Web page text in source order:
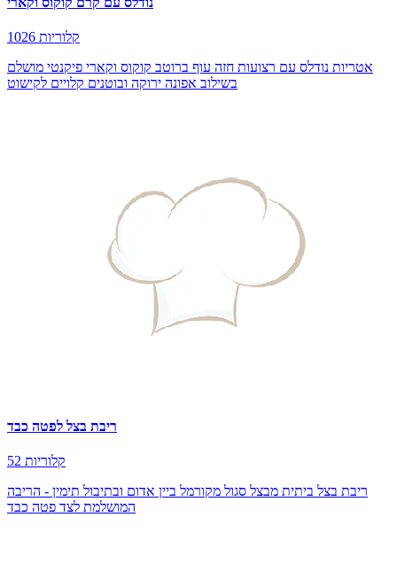
1026 קלוריות
אטריות נודלס עם רצועות חזה עוף ברוטב קוקוס וקארי פיקנטי מושלם
בשילוב אפונה ירוקה ובוטנים קלויים לקישוט
ריבת בצל לפטה כבד
52 קלוריות
ריבת בצל ביתית מבצל סגול מקורמל ביין אדום ובתיבול תימין - הריבה
המושלמת לצד פטה כבד